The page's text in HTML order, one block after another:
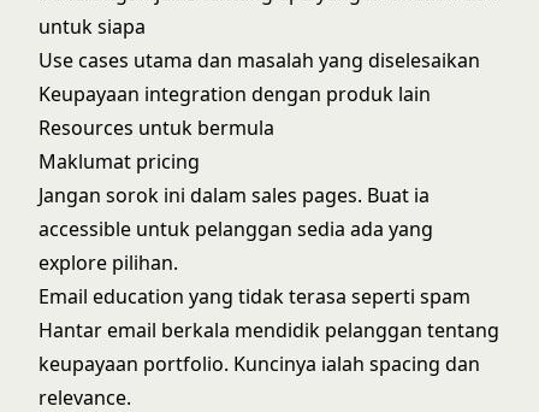
untuk siapa
Use cases utama dan masalah yang diselesaikan
Keupayaan integration dengan produk lain
Resources untuk bermula
Maklumat pricing
Jangan sorok ini dalam sales pages. Buat ia
accessible untuk pelanggan sedia ada yang
explore pilihan.
Email education yang tidak terasa seperti spam
Hantar email berkala mendidik pelanggan tentang
keupayaan portfolio. Kuncinya ialah spacing dan
relevance.